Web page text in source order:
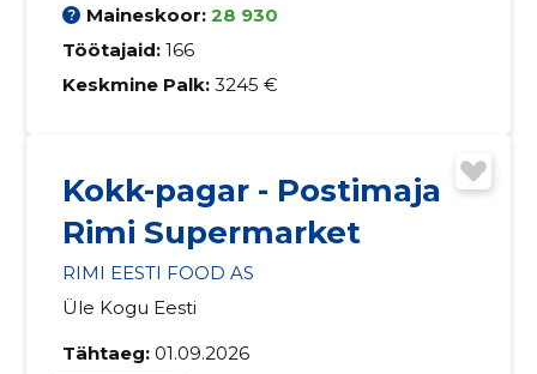
Maineskoor: 28 930
Töötajaid: 166
Keskmine Palk: 3245 €
Kokk-pagar - Postimaja
Rimi Supermarket
RIMI EESTI FOOD AS
Üle Kogu Eesti
Tähtaeg: 01.09.2026